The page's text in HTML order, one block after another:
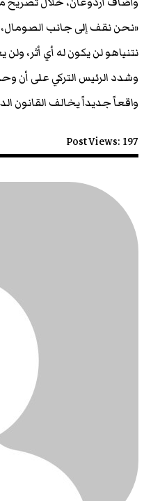
«نحن نقف إلى جانب الصومال،
نتنياهو لن يكون له أي أثر،
وشدد الرئيس التركي على أن
واقعاً جديداً يخالف القانون
Post Views: 197